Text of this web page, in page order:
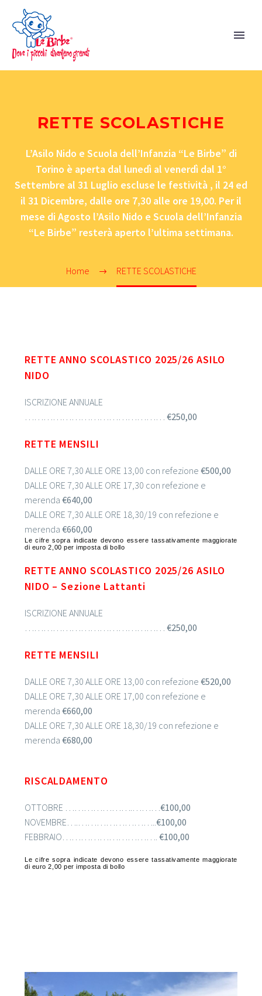
RETTE SCOLASTICHE
L’Asilo Nido e Scuola dell’Infanzia “Le Birbe” di
Torino è aperta dal lunedì al venerdì dal 1°
Settembre al 31 Luglio escluse le festività , il 24 ed
il 31 Dicembre, dalle ore 7,30 alle ore 19,00. Per il
mese di Agosto l’Asilo Nido e Scuola dell’Infanzia
“Le Birbe” resterà aperto l’ultima settimana.
Home RETTE SCOLASTICHE
RETTE ANNO SCOLASTICO 2025/26 ASILO
NIDO
ISCRIZIONE ANNUALE
……………………………………… €250,00
RETTE MENSILI
DALLE ORE 7,30 ALLE ORE 13,00 con refezione €500,00
DALLE ORE 7,30 ALLE ORE 17,30 con refezione e
merenda €640,00
DALLE ORE 7,30 ALLE ORE 18,30/19 con refezione e
merenda €660,00
Le cifre sopra indicate devono essere tassativamente maggiorate
di euro 2,00 per imposta di bollo
RETTE ANNO SCOLASTICO 2025/26 ASILO
NIDO – Sezione Lattanti
ISCRIZIONE ANNUALE
……………………………………… €250,00
RETTE MENSILI
DALLE ORE 7,30 ALLE ORE 13,00 con refezione €520,00
DALLE ORE 7,30 ALLE ORE 17,00 con refezione e
merenda €660,00
DALLE ORE 7,30 ALLE ORE 18,30/19 con refezione e
merenda €680,00
RISCALDAMENTO
OTTOBRE ………………….……… €100,00
NOVEMBRE….…………………….. €100,00
FEBBRAIO…………………………. €100,00
Le cifre sopra indicate devono essere tassativamente maggiorate
di euro 2,00 per imposta di bollo